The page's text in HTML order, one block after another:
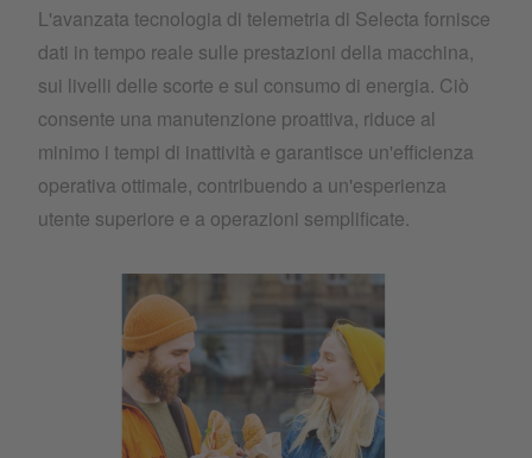
L'avanzata tecnologia di telemetria di Selecta fornisce
dati in tempo reale sulle prestazioni della macchina,
sui livelli delle scorte e sul consumo di energia. Ciò
consente una manutenzione proattiva, riduce al
minimo i tempi di inattività e garantisce un'efficienza
operativa ottimale, contribuendo a un'esperienza
utente superiore e a operazioni semplificate.